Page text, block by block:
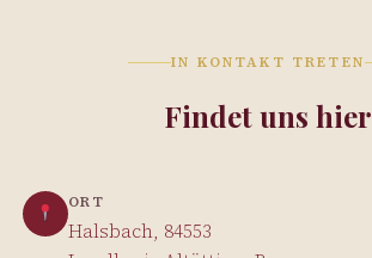
IN KONTAKT TRETEN
Findet uns hier
ORT
Halsbach, 84553